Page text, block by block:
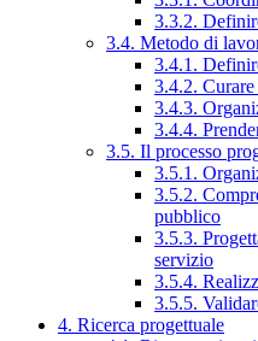
3.3.2.
3.4. Metodo di
3.4.1.
3.4.2.
3.4.3.
3.4.4.
3.5. Il processo
3.5.1.
3.5.2.
pubblico
3.5.3.
servizio
3.5.4.
3.5.5.
4. Ricerca progettuale